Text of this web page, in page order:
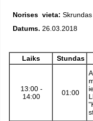
Norises vieta:
Datums. 26.03.2018
Laiks Stundas
13:00 -
14:00
01:00